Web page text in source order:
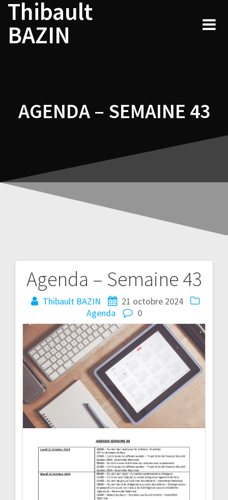
Skip
content
Thibault
BAZIN
AGENDA – SEMAINE 43
Agenda – Semaine 43
Thibault BAZIN
21 octobre 2024
Agenda
0
Navigation
de